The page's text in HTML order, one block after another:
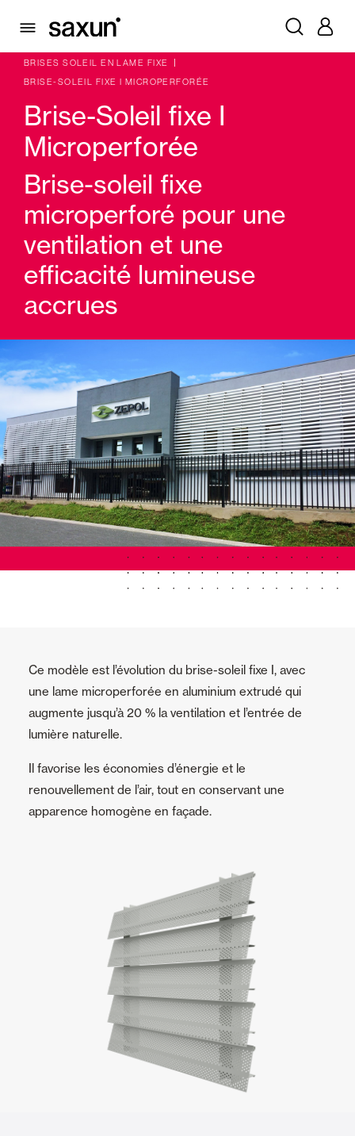
PRODUITS
BRISES SOLEIL EN LAME FIXE
BRISE-SOLEIL FIXE I MICROPERFORÉE
Brise-Soleil fixe I
Microperforée
Brise-soleil fixe
microperforé pour une
ventilation et une
efficacité lumineuse
accrues
Ce modèle est l’évolution du brise-soleil fixe I, avec
une lame microperforée en aluminium extrudé qui
augmente jusqu’à 20 % la ventilation et l’entrée de
lumière naturelle.
Il favorise les économies d’énergie et le
renouvellement de l’air, tout en conservant une
apparence homogène en façade.